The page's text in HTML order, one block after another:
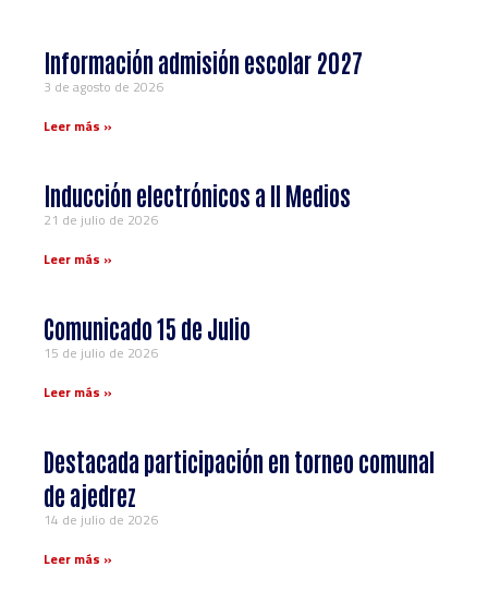
Información admisión escolar 2027
3 de agosto de 2026
Leer más »
Inducción electrónicos a ll Medios
21 de julio de 2026
Leer más »
Comunicado 15 de Julio
15 de julio de 2026
Leer más »
Destacada participación en torneo comunal
de ajedrez
14 de julio de 2026
Leer más »